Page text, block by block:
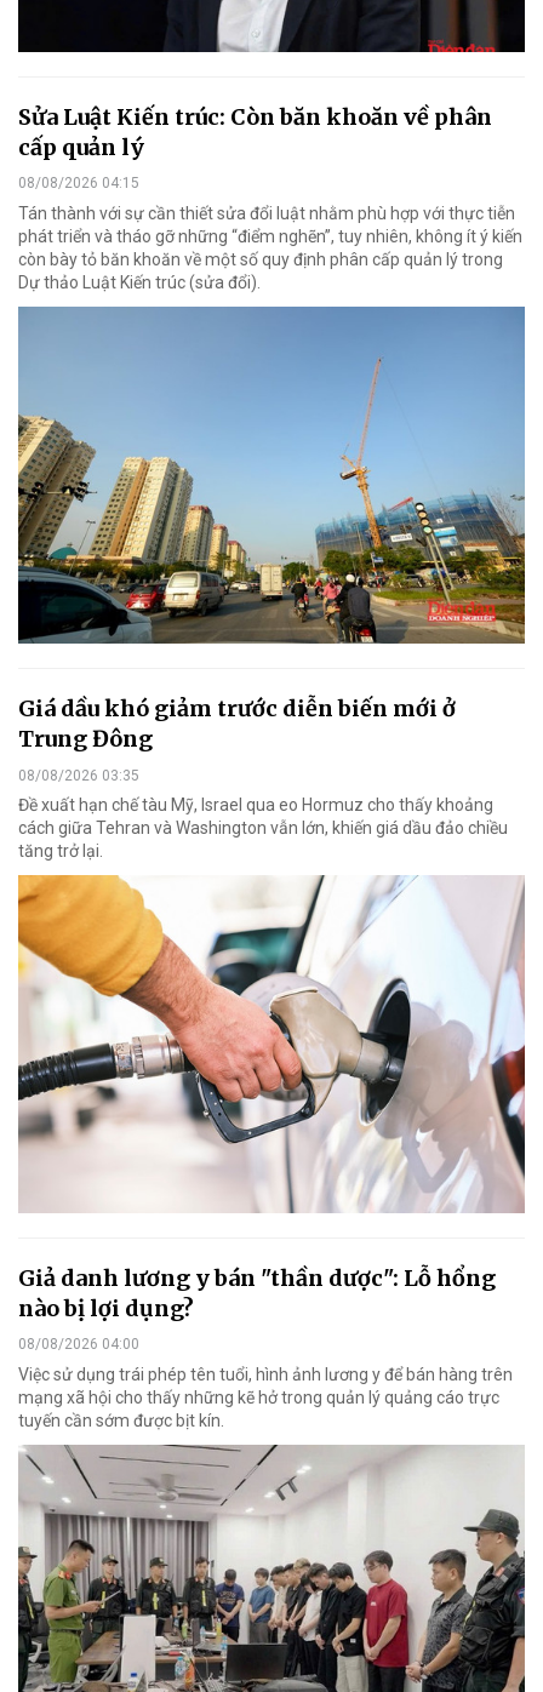
Sửa Luật Kiến trúc: Còn băn khoăn về phân
cấp quản lý
08/08/2026 04:15
Tán thành với sự cần thiết sửa đổi luật nhằm phù hợp với thực tiễn
phát triển và tháo gỡ những “điểm nghẽn”, tuy nhiên, không ít ý kiến
còn bày tỏ băn khoăn về một số quy định phân cấp quản lý trong
Dự thảo Luật Kiến trúc (sửa đổi).
Giá dầu khó giảm trước diễn biến mới ở
Trung Đông
08/08/2026 03:35
Đề xuất hạn chế tàu Mỹ, Israel qua eo Hormuz cho thấy khoảng
cách giữa Tehran và Washington vẫn lớn, khiến giá dầu đảo chiều
tăng trở lại.
Giả danh lương y bán "thần dược": Lỗ hổng
nào bị lợi dụng?
08/08/2026 04:00
Việc sử dụng trái phép tên tuổi, hình ảnh lương y để bán hàng trên
mạng xã hội cho thấy những kẽ hở trong quản lý quảng cáo trực
tuyến cần sớm được bịt kín.